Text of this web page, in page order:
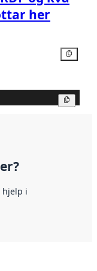
her
hjelp i